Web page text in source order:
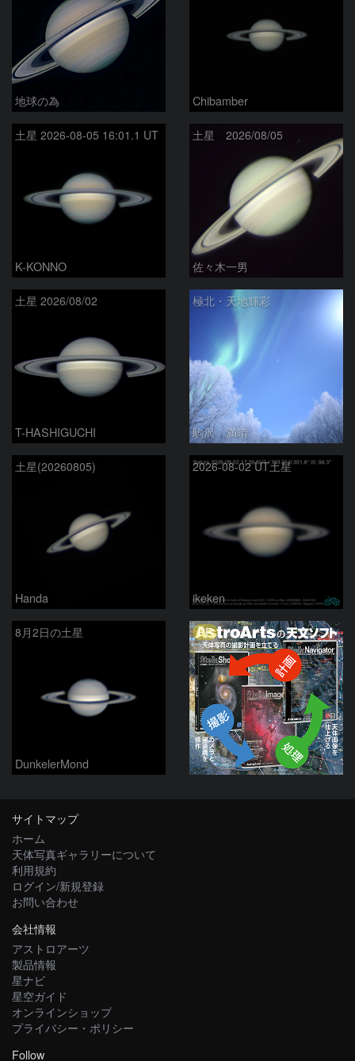
地球の為 Chibamber
土星 2026-08-05 16:01.1 UT
K-KONNO
土星 2026/08/05
佐々木一男
土星 2026/08/02
T-HASHIGUCHI
極北・天地輝彩
駒沢 満晴
土星(20260805)
Handa
2026-08-02 UT土星
ikeken
8月2日の土星
DunkelerMond
PR
サイトマップ
ホーム
天体写真ギャラリーについて
利用規約
ログイン/新規登録
お問い合わせ
会社情報
アストロアーツ
製品情報
星ナビ
星空ガイド
オンラインショップ
プライバシー・ポリシー
Follow